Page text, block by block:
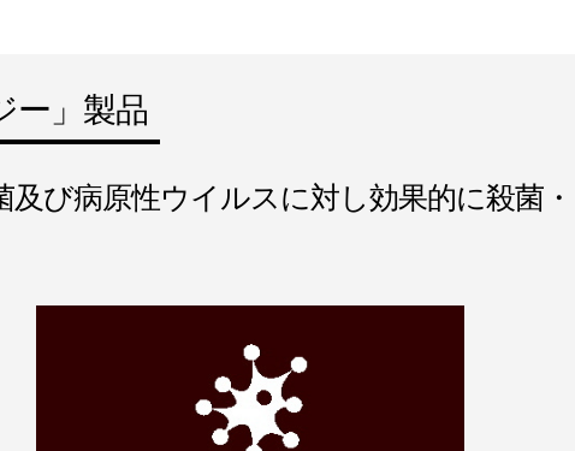
ー」製品
び病原性ウイルスに対し効果的に殺菌・